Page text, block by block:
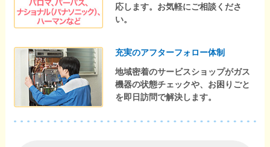
応します。お気軽にご相談くださ
い。
充実のアフターフォロー体制
地域密着のサービスショップがガス
機器の状態チェックや、お困りごと
を即日訪問で解決します。